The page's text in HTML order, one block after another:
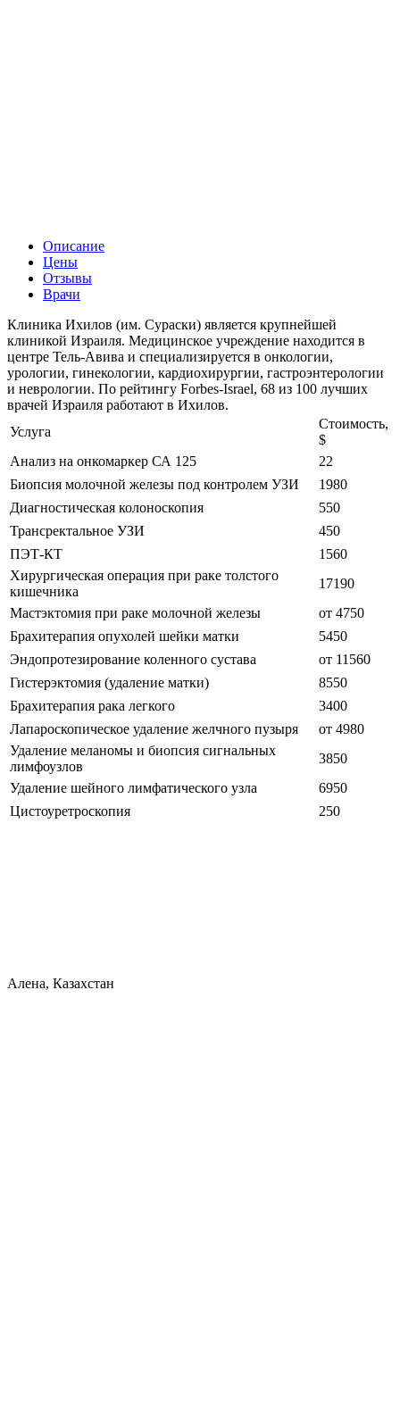
Описание
Цены
Отзывы
Врачи
Клиника Ихилов (им. Сураски) является крупнейшей
клиникой Израиля. Медицинское учреждение находится в
центре Тель-Авива и специализируется в онкологии,
урологии, гинекологии, кардиохирургии, гастроэнтерологии
и неврологии. По рейтингу Forbes-Israel, 68 из 100 лучших
врачей Израиля работают в Ихилов.
Услуга
Стоимость,
$
Анализ на онкомаркер СА 125
22
Биопсия молочной железы под контролем УЗИ
1980
Диагностическая колоноскопия
550
Трансректальное УЗИ
450
ПЭТ-КТ
1560
Хирургическая операция при раке толстого
кишечника
17190
Мастэктомия при раке молочной железы
от 4750
Брахитерапия опухолей шейки матки
5450
Эндопротезирование коленного сустава
от 11560
Гистерэктомия (удаление матки)
8550
Брахитерапия рака легкого
3400
Лапароскопическое удаление желчного пузыря
от 4980
Удаление меланомы и биопсия сигнальных
лимфоузлов
3850
Удаление шейного лимфатического узла
6950
Цистоуретроскопия
250
Алена, Казахстан